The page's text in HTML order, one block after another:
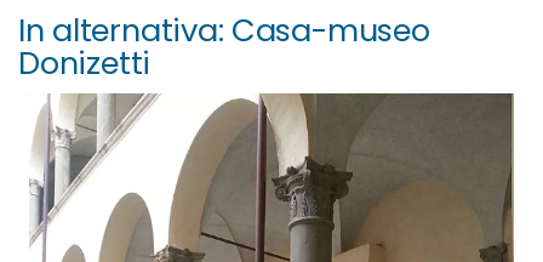
In alternativa: Casa-museo
Donizetti